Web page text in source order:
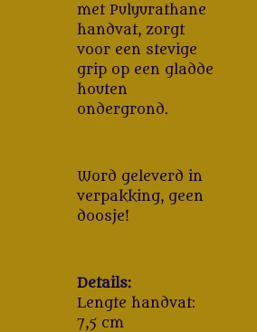
met Pulyurathane
handvat, zorgt
voor een stevige
grip op een gladde
houten
ondergrond.
Word geleverd in
verpakking, geen
doosje!
Details:
Lengte handvat:
7,5 cm